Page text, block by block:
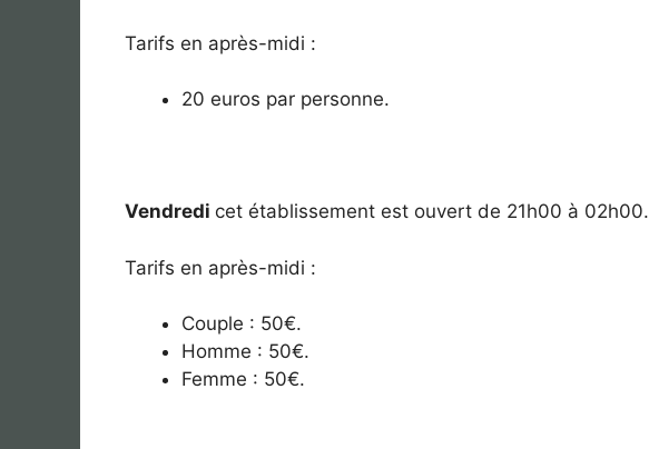
Tarifs en après-midi :
20 euros par personne.
Vendredi cet établissement est ouvert de 21h00 à 02h00.
Tarifs en après-midi :
Couple : 50€.
Homme : 50€.
Femme : 50€.